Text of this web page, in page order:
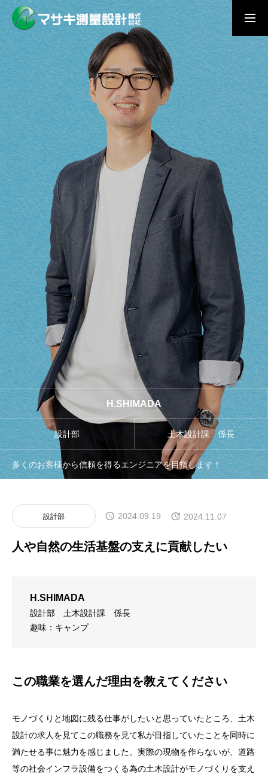
求人採用情報 実績紹介ブログ
MESSAGE
メッセージ
SERVICE
事業内容
WORK
私たちの仕事
PERSON
私たちの仲間
CROSS TALK
私たちの声
COMPANY
会社概要
ENTRY
エントリーフォーム
NEWS
お知らせ
H.SHIMADA
設計部 土木設計課 係長
多くのお客様から信頼を得るエンジニアを目指します！
設計部 2024.09.19 2024.11.07
人や自然の生活基盤の支えに貢献したい
H.SHIMADA
設計部
土木設計課 係長
趣味：キャンプ
この職業を選んだ理由を教えてください
モノづくりと地図に残る仕事がしたいと思っていたところ、土木
設計の求人を見てこの職務を見て私が目指していたことを同時に
満たせる事に魅力を感じました。実際の現物を作らないが、道路
等の社会インフラ設備をつくる為の土木設計がモノづくりを支え